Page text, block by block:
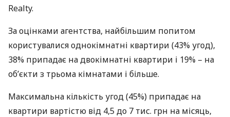
Realty.
За оцінками агентства, найбільшим попитом
користувалися однокімнатні квартири (43% угод),
38% припадає на двокімнатні квартири і 19% – на
об’єкти з трьома кімнатами і більше.
Максимальна кількість угод (45%) припадає на
квартири вартістю від 4,5 до 7 тис. грн на місяць,